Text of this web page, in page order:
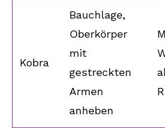
Kobra
Bauchlage,
Oberkörper
mit
gestreckten
Armen
anheben